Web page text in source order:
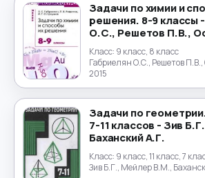
Природоведение
Психология
Религиоведение
Русский язык
Технология
Задачи по химии и
решения. 8-9 классы
О.С., Решетов П.В.,
Класс: 9 класс, 8 класс
Габриелян О.С., Решетов
2015
Задачи по
7-11 классов - Зив
Баханский А.Г.
Класс: 9 класс, 11 класс, 7
Зив Б.Г., Мейлер В.М.,